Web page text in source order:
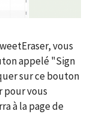
vous
appelé "Sign
sur ce bouton
vous
à la page de